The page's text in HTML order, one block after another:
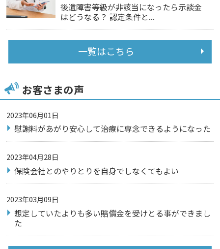
後遺障害等級が非該当になったら示談金
はどうなる？ 認定条件と...
一覧はこちら
お客さまの声
2023年06月01日
慰謝料があがり安心して治療に専念できるようになった
2023年04月28日
保険会社とのやりとりを自身でしなくてもよい
2023年03月09日
想定していたよりも多い賠償金を受けとる事ができまし
た